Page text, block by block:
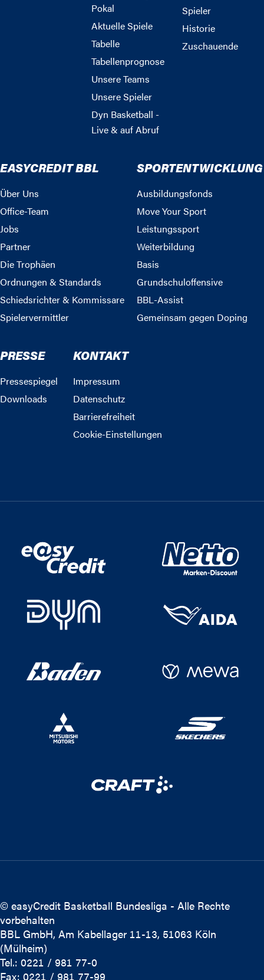
Pokal
Aktuelle Spiele
Tabelle
Tabellenprognose
Unsere Teams
Unsere Spieler
Dyn Basketball -
Live & auf Abruf
Spieler
Historie
Zuschauende
EASYCREDIT BBL
Über Uns
Office-Team
Jobs
Partner
Die Trophäen
Ordnungen & Standards
Schiedsrichter & Kommissare
Spielervermittler
SPORTENTWICKLUNG
Ausbildungsfonds
Move Your Sport
Leistungssport
Weiterbildung
Basis
Grundschuloffensive
BBL-Assist
Gemeinsam gegen Doping
PRESSE
Pressespiegel
Downloads
KONTAKT
Impressum
Datenschutz
Barrierefreiheit
Cookie-Einstellungen
© easyCredit Basketball Bundesliga - Alle Rechte
vorbehalten
BBL GmbH, Am Kabellager 11-13, 51063 Köln
(Mülheim)
Tel.: 0221 / 981 77-0
Fax: 0221 / 981 77-99